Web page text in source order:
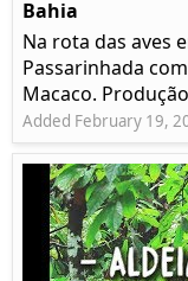
Bahia
Na rota das aves
Passarinhada
Macaco.
Added February 19,